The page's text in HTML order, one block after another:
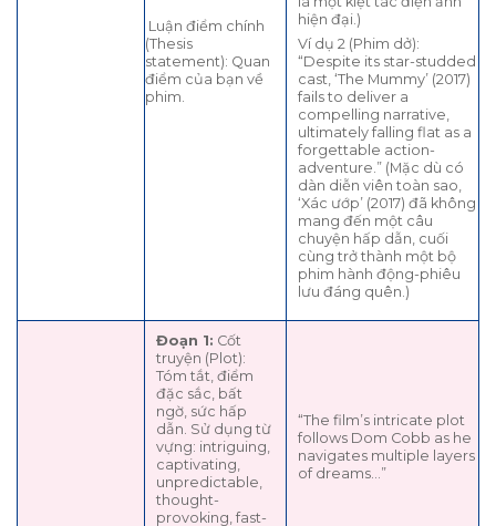
Luận điểm chính
(Thesis
statement): Quan
điểm của bạn về
phim.
hiện đại.)
Ví dụ 2 (Phim dở):
“Despite its star-studded
cast, ‘The Mummy’ (2017)
fails to deliver a
compelling narrative,
ultimately falling flat as a
forgettable action-
adventure.” (Mặc dù có
dàn diễn viên toàn sao,
‘Xác ướp’ (2017) đã không
mang đến một câu
chuyện hấp dẫn, cuối
cùng trở thành một bộ
phim hành động-phiêu
lưu đáng quên.)
Đoạn 1: Cốt
truyện (Plot):
Tóm tắt, điểm
đặc sắc, bất
ngờ, sức hấp
dẫn. Sử dụng từ
vựng: intriguing,
captivating,
unpredictable,
thought-
provoking, fast-
“The film’s intricate plot
follows Dom Cobb as he
navigates multiple layers
of dreams…”